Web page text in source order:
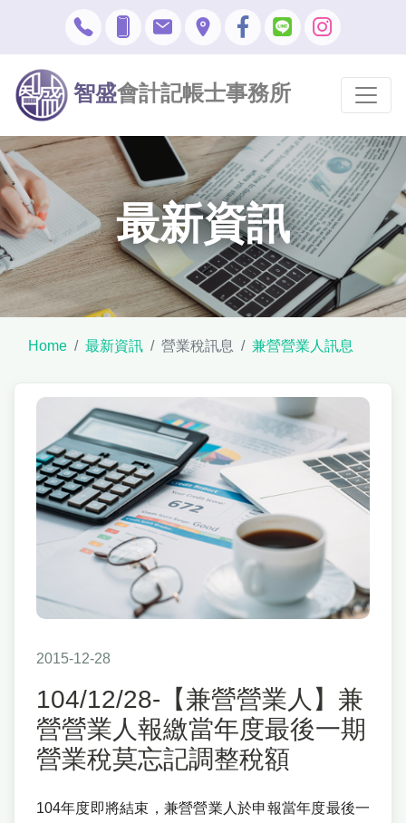
智盛會計記帳士事務所
最新資訊
Home 最新資訊 營業稅訊息 兼營營業人訊息
2015-12-28
104/12/28-【兼營營業人】兼
營營業人報繳當年度最後一期
營業稅莫忘記調整稅額
104年度即將結束，兼營營業人於申報當年度最後一